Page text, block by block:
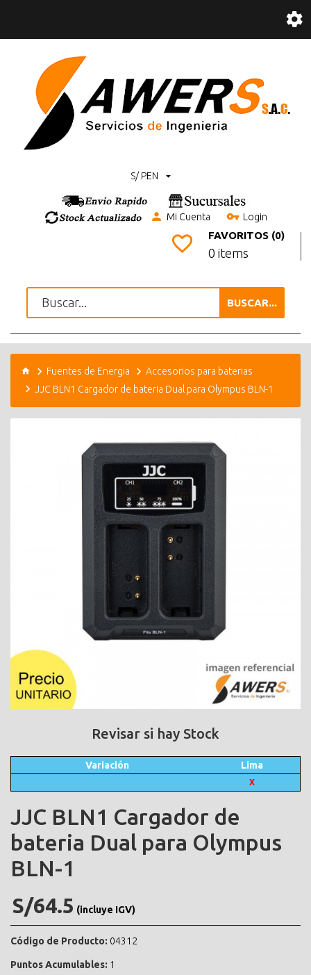
S/ PEN
Mi Cuenta Login
FAVORITOS (0)
0 items
BUSCAR...
Fuentes de Energia
Accesorios para baterias
JJC BLN1 Cargador de bateria Dual para Olympus BLN-1
Revisar si hay Stock
Variación Lima
X
JJC BLN1 Cargador de
bateria Dual para Olympus
BLN-1
S/64.5 (incluye IGV)
Código de Producto: 04312
Puntos Acumulables: 1